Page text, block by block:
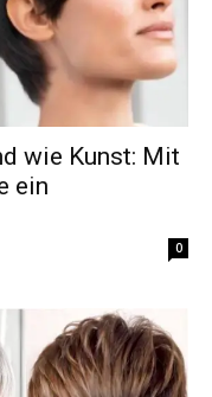
wie Kunst: Mit
ein
0